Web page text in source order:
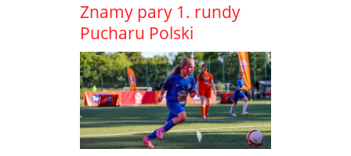
Znamy pary 1. rundy
Pucharu Polski